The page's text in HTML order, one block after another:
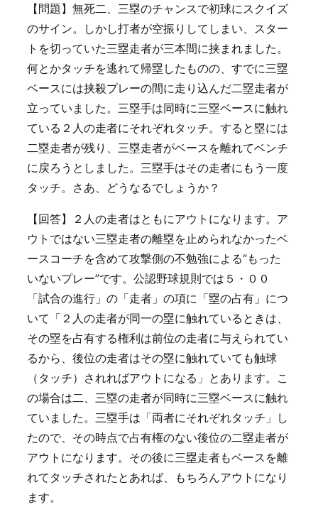
【問題】無死二、三塁のチャンスで初球にスクイズ
のサイン。しかし打者が空振りしてしまい、スター
トを切っていた三塁走者が三本間に挟まれました。
何とかタッチを逃れて帰塁したものの、すでに三塁
ベースには挟殺プレーの間に走り込んだ二塁走者が
立っていました。三塁手は同時に三塁ベースに触れ
ている２人の走者にそれぞれタッチ。すると塁には
二塁走者が残り、三塁走者がベースを離れてベンチ
に戻ろうとしました。三塁手はその走者にもう一度
タッチ。さあ、どうなるでしょうか？
【回答】２人の走者はともにアウトになります。ア
ウトではない三塁走者の離塁を止められなかったベ
ースコーチを含めて攻撃側の不勉強による“もった
いないプレー”です。公認野球規則では５・００
「試合の進行」の「走者」の項に「塁の占有」につ
いて「２人の走者が同一の塁に触れているときは、
その塁を占有する権利は前位の走者に与えられてい
るから、後位の走者はその塁に触れていても触球
（タッチ）されればアウトになる」とあります。こ
の場合は二、三塁の走者が同時に三塁ベースに触れ
ていました。三塁手は「両者にそれぞれタッチ」し
たので、その時点で占有権のない後位の二塁走者が
アウトになります。その後に三塁走者もベースを離
れてタッチされたとあれば、もちろんアウトになり
ます。